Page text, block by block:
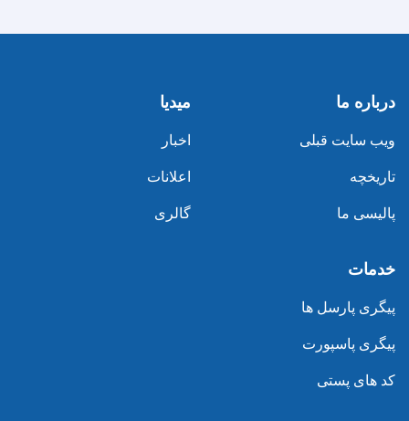
درباره ما
ویب سایت قبلی
تاریخچه
پالیسی ما
میدیا
اخبار
اعلانات
گالری
خدمات
پیگری پارسل ها
پیگری پاسپورت
کد های پستی